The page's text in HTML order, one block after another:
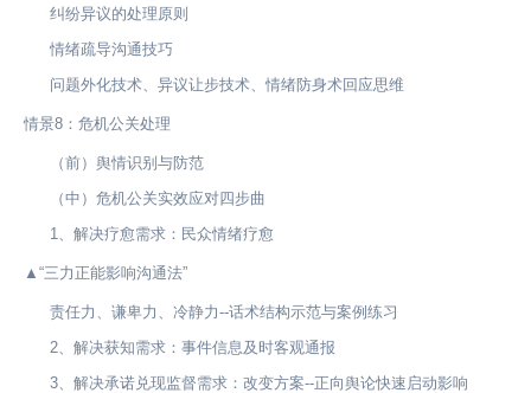
纠纷异议的处理原则
情绪疏导沟通技巧
问题外化技术、异议让步技术、情绪防身术回应思维
情景8：危机公关处理
（前）舆情识别与防范
（中）危机公关实效应对四步曲
1、解决疗愈需求：民众情绪疗愈
▲“三力正能影响沟通法”
责任力、谦卑力、冷静力--话术结构示范与案例练习
2、解决获知需求：事件信息及时客观通报
3、解决承诺兑现监督需求：改变方案--正向舆论快速启动影响